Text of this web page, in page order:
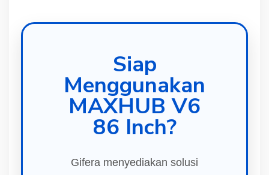
Siap
Menggunakan
MAXHUB V6
86 Inch?
Gifera menyediakan solusi